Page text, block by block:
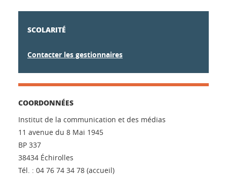
SCOLARITÉ
Contacter les gestionnaires
COORDONNÉES
Institut de la communication et des médias
11 avenue du 8 Mai 1945
BP 337
38434 Échirolles
Tél. : 04 76 74 34 78 (accueil)